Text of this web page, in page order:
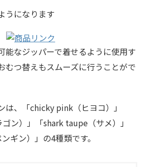
うになります
能なジッパーで着せるように使用す
むつ替えもスムーズに行うことがで
は、「chicky pink（ヒヨコ）」
ン）」「shark taupe（サメ）」
ギン）」の4種類です。